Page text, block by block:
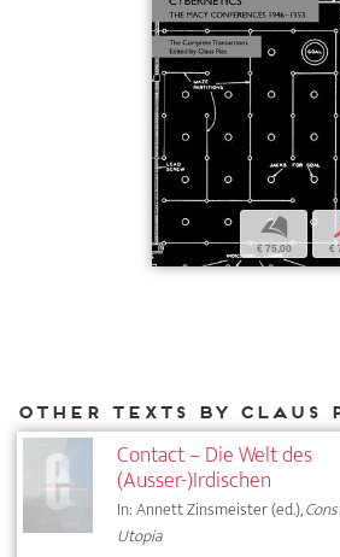
b
€ 75,00 €
Contact – Die Welt des
(Ausser-)Irdischen
In: Annett Zinsmeister (ed.),
Utopia